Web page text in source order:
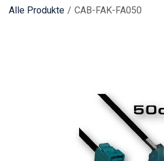
Alle Produkte CAB-FAK-FA050